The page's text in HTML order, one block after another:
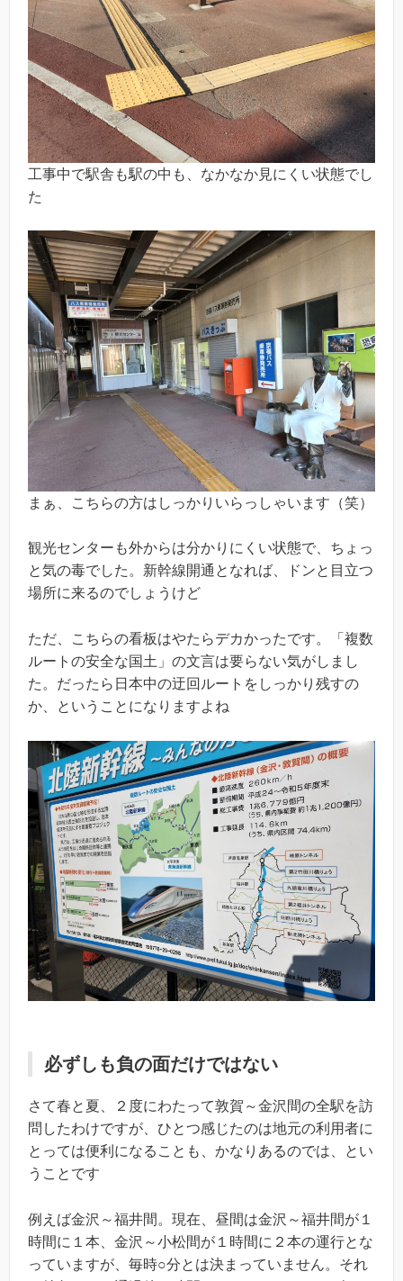
工事中で駅舎も駅の中も、なかなか見にくい状態でし
た
まぁ、こちらの方はしっかりいらっしゃいます（笑）
観光センターも外からは分かりにくい状態で、ちょっ
と気の毒でした。新幹線開通となれば、ドンと目立つ
場所に来るのでしょうけど
ただ、こちらの看板はやたらデカかったです。「複数
ルートの安全な国土」の文言は要らない気がしまし
た。だったら日本中の迂回ルートをしっかり残すの
か、ということになりますよね
必ずしも負の面だけではない
さて春と夏、２度にわたって敦賀～金沢間の全駅を訪
問したわけですが、ひとつ感じたのは地元の利用者に
とっては便利になることも、かなりあるのでは、とい
うことです
例えば金沢～福井間。現在、昼間は金沢～福井間が１
時間に１本、金沢～小松間が１時間に２本の運行とな
っていますが、毎時○分とは決まっていません。それ